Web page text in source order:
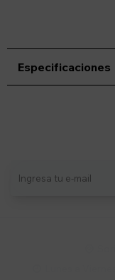
Especificaciones